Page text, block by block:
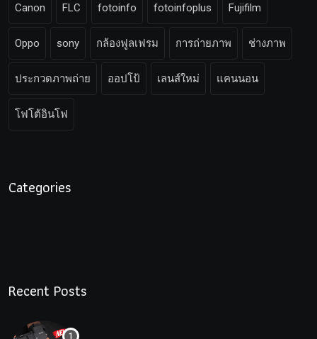
Canon FLC fotoinfo fotoinfoplus Fujifilm
Oppo sony กล้องฟูลเฟรม การถ่ายภาพ ช่างภาพ
ประกวดภาพถ่าย ออปโป้ เลนส์ใหม่ แคนนอน
โฟโต้อินโฟ
Categories
Recent Posts